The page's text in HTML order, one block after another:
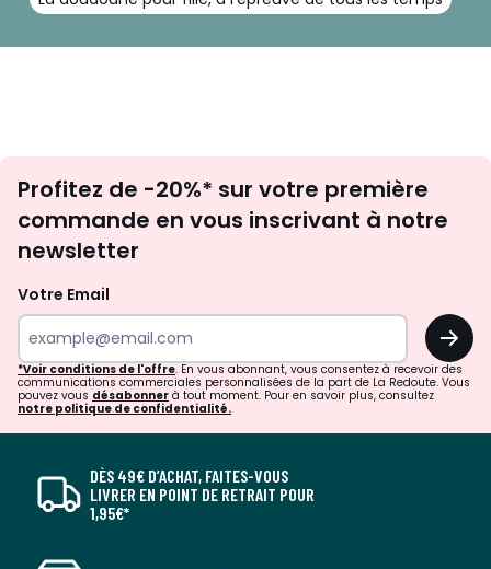
newsletter
Profitez de -20%* sur votre première
commande en vous inscrivant à notre
newsletter
Votre Email
OK
*Voir conditions de l'offre. En vous abonnant, vous consentez à recevoir des
communications commerciales personnalisées de la part de La Redoute. Vous
pouvez vous désabonner à tout moment. Pour en savoir plus, consultez
notre politique de confidentialité.
DÈS 49€ D’ACHAT, FAITES-VOUS
LIVRER EN POINT DE RETRAIT POUR
1,95€*